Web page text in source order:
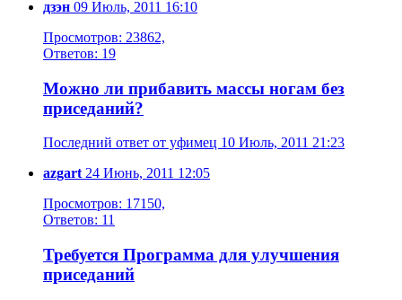
дзэн 09 Июль, 2011 16:10
Просмотров: 23862,
Ответов: 19
Можно ли прибавить массы ногам без
приседаний?
Последний ответ от уфимец 10 Июль, 2011 21:23
azgart 24 Июнь, 2011 12:05
Просмотров: 17150,
Ответов: 11
Требуется Программа для улучшения
приседаний